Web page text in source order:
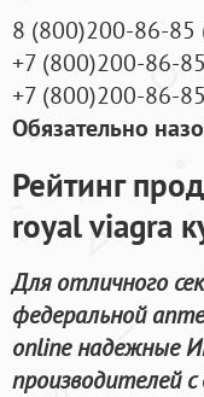
8 (800)200-86-85
+7 (800)200-86-85
+7 (800)200-86-85
Обязательно
Рейтинг
royal viagra
Для отличного
федеральной
online надежные
производителей